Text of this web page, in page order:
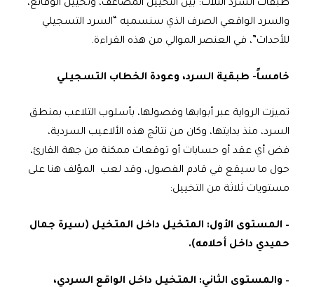
طبقات السرد الثلاث: بين التخييل المضاعف، وتخييل الوقائع،
والسرد الواقعي الصرف الذي سنسميه “السرد التسجيلي
للأحداث”، في العنصر الموالي من هذه القراءة.
خامساً- طبقية السرد، وعودة الخطاب التسجيلي
تميزت الرواية عبر أبوابها وفصولها، بأسلوب التلاعب بمنطق
السرد، منذ بدايتها، وكان من نتائج هذه الألاعيب السردية،
فض أي عقد أو حسابات أو توقعات ممكنة من جهة القارئ،
حول ما سيقع في قادم الفصول، وقد لعب المؤلف هنا على
مستويات ثلاثة من التخييل:
– المستوى الأول: المتخيل داخل المتخيل (سيرة جمال
حميدي داخل أحلامه).
– والمستوى الثاني: المتخيل داخل الواقع السردي،